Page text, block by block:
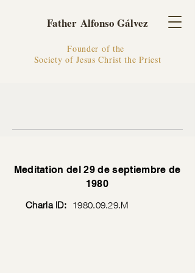
Father Alfonso Gálvez
Founder of the
Society of Jesus Christ the Priest
Meditation del 29 de septiembre de
1980
Charla ID: 1980.09.29.M